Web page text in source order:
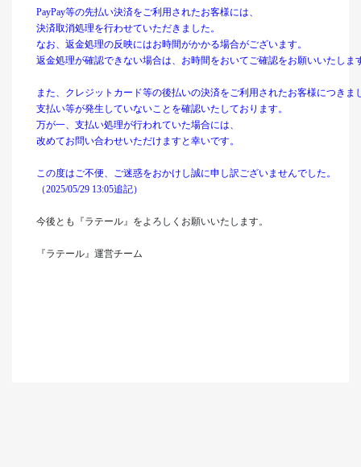
PayPay等の先払い決済をご利用されたお客様には、
決済取消処理を行わせていただきました。
なお、返金処理の反映にはお時間がかかる場合がございます。
返金処理が確認できない場合は、お時間をおいてご確認をお願いいたしま
また、クレジットカード等の後払いの決済をご利用されたお客様につきま
支払い等が発生していないことを確認いたしております。
万が一、支払い処理が行われていた場合には、
改めてお問い合わせいただけますと幸いです。
この度はご不便、ご迷惑をおかけし誠に申し訳ございませんでした。
（2025/05/29 13:05追記）
今後とも『ラテール』をよろしくお願いいたします。
『ラテール』運営チーム